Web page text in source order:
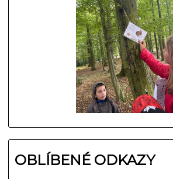
OBLÍBENÉ ODKAZY